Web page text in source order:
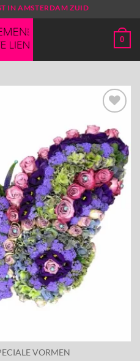
IN AMSTERDAM ZUID
0
Toevoegen
aan
verlanglijst
VORMEN